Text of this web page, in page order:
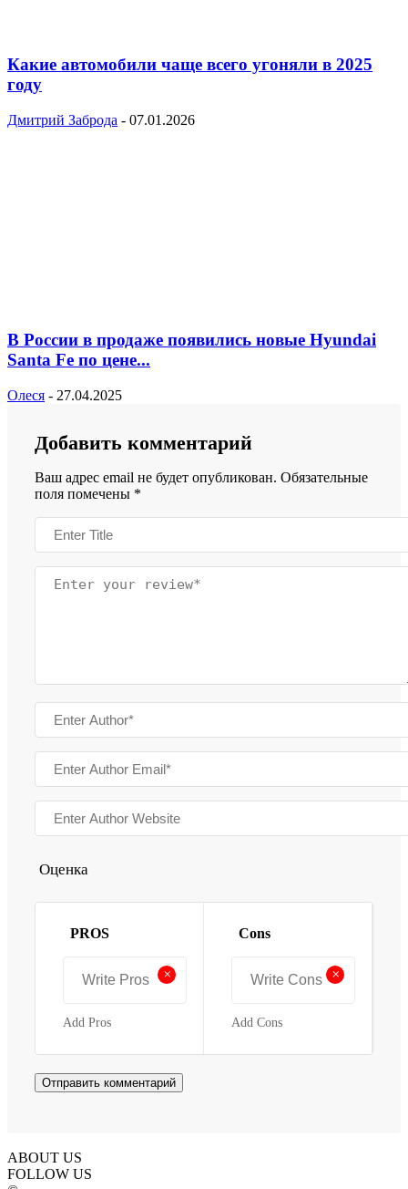
Какие автомобили чаще всего угоняли в 2025
году
Дмитрий Заброда - 07.01.2026
В России в продаже появились новые Hyundai
Santa Fe по цене...
Олеся - 27.04.2025
Добавить комментарий
Ваш адрес email не будет опубликован. Обязательные
поля помечены *
Оценка
PROS
+
Add Pros
Cons
+
Add Cons
ABOUT US
FOLLOW US